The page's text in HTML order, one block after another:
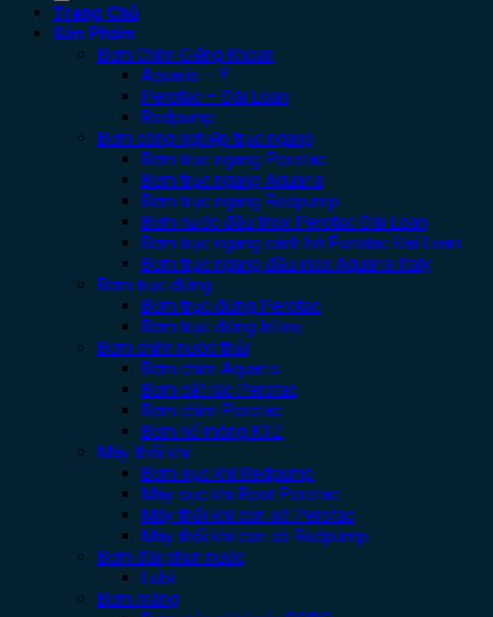
Trang Chủ
Sản Phẩm
Bơm Chìm Giếng Khoan
Aquaris – Ý
Perotac – Đài Loan
Redpump
Bơm công nghiệp trục ngang
Bơm trục ngang Perotac
Bơm trục ngang Aquaris
Bơm trục ngang Redpump
Bơm nước đầu Inox Perotac Đài Loan
Bơm trục ngang cánh hở Perotac Đài Loan
Bơm trục ngang đầu inox Aquaris Italy
Bơm trục đứng
Bơm trục đứng Perotac
Bơm trục đứng Inline
Bơm chìm nước thải
Bơm chìm Aquaris
Bơm cắt rác Perotac
Bơm chìm Perotac
Bơm hố móng KTZ
Máy thổi khí
Bơm sục khí Redpump
Máy sục khí Root Perotac
Máy thổi khí con sò Perotac
Máy thổi khí con sò Redpump
Bơm đài phun nước
Lubi
Bơm màng